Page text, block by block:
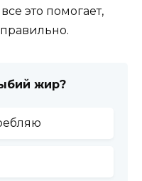
это помогает,
жир?